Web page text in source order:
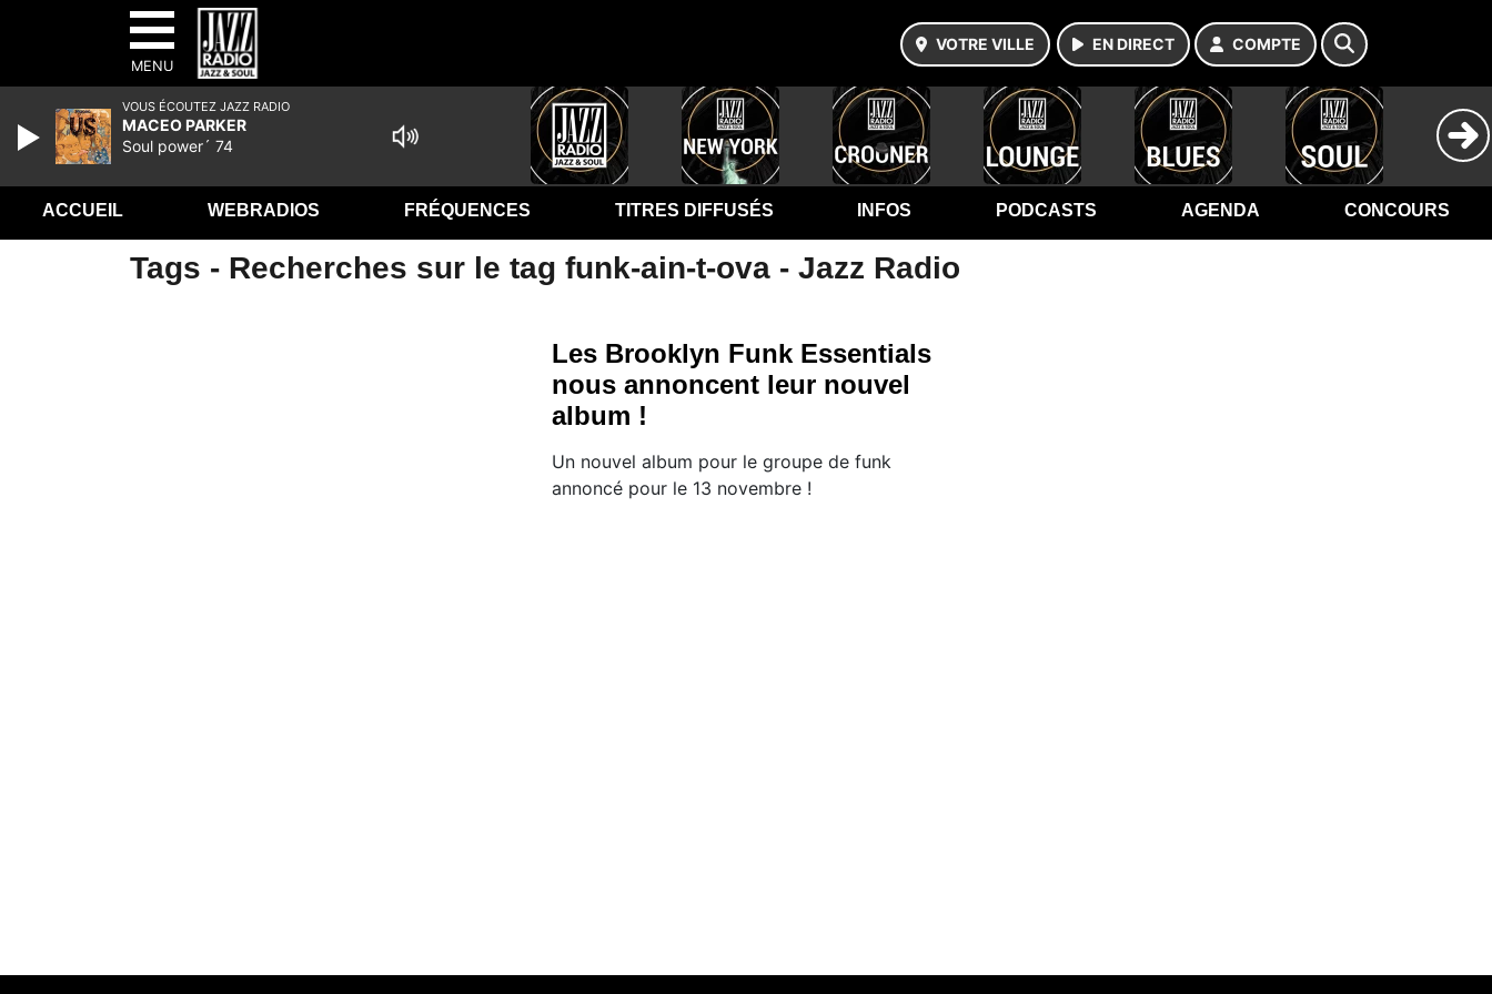
MENU
VOTRE VILLE EN DIRECT COMPTE
ACCUEIL WEBRADIOS FRÉQUENCES TITRES DIFFUSÉS INFOS PODCASTS AGENDA CONCOURS
Tags - Recherches sur le tag funk-ain-t-ova - Jazz Radio
Les Brooklyn Funk Essentials
nous annoncent leur nouvel
album !
Un nouvel album pour le groupe de funk
annoncé pour le 13 novembre !
VOUS ÉCOUTEZ JAZZ RADIO
MACEO PARKER
Soul power´ 74